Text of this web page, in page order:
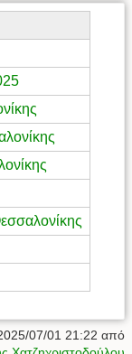
07/01 21:22 από